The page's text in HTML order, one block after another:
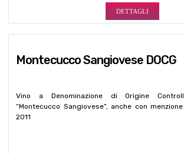
DETTAGLI
Montecucco Sangiovese DOCG
Vino a Denominazione di Origine
“Montecucco Sangiovese”, anche con
2011